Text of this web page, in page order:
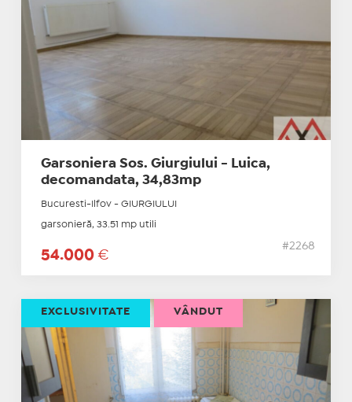
Garsoniera Sos. Giurgiului - Luica,
decomandata, 34,83mp
Bucuresti-Ilfov - GIURGIULUI
garsonieră, 33.51 mp utili
54.000 €
#2268
EXCLUSIVITATE VÂNDUT